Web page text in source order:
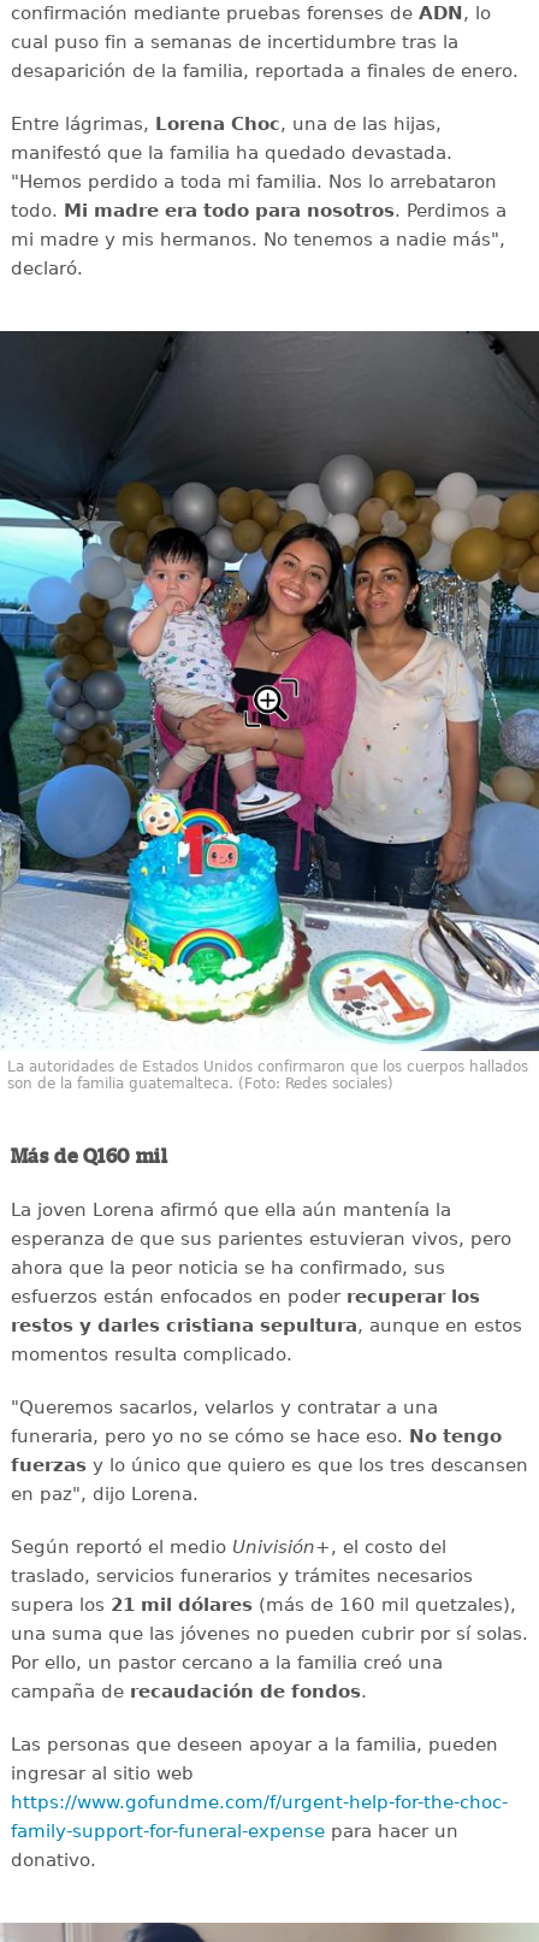
confirmación mediante pruebas forenses de ADN, lo
cual puso fin a semanas de incertidumbre tras la
desaparición de la familia, reportada a finales de enero.
Entre lágrimas, Lorena Choc, una de las hijas,
manifestó que la familia ha quedado devastada.
"Hemos perdido a toda mi familia. Nos lo arrebataron
todo. Mi madre era todo para nosotros. Perdimos a
mi madre y mis hermanos. No tenemos a nadie más",
declaró.
La autoridades de Estados Unidos confirmaron que los cuerpos hallados
son de la familia guatemalteca. (Foto: Redes sociales)
Más de Q160 mil
La joven Lorena afirmó que ella aún mantenía la
esperanza de que sus parientes estuvieran vivos, pero
ahora que la peor noticia se ha confirmado, sus
esfuerzos están enfocados en poder recuperar los
restos y darles cristiana sepultura, aunque en estos
momentos resulta complicado.
"Queremos sacarlos, velarlos y contratar a una
funeraria, pero yo no se cómo se hace eso. No tengo
fuerzasy lo único que quiero es que los tres descansen
en paz", dijo Lorena.
Según reportó el medio Univisión+, el costo del
traslado, servicios funerarios y trámites necesarios
supera los 21 mil dólares(más de 160 mil quetzales),
una suma que las jóvenes no pueden cubrir por sí solas.
Por ello, un pastor cercano a la familia creó una
campaña de recaudación de fondos.
Las personas que deseen apoyar a la familia, pueden
ingresar al sitio web
https://www.gofundme.com/f/urgent-help-for-the-choc-
family-support-for-funeral-expensepara hacer un
donativo.